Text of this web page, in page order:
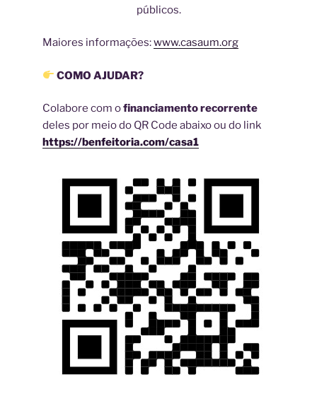
públicos.
Maiores informações:www.casaum.org
COMO AJUDAR?
Colabore com ofinanciamento recorrente
deles por meio do QR Code abaixo ou do link
https://benfeitoria.com/casa1